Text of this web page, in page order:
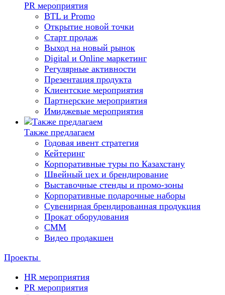
PR мероприятия
BTL и Promo
Открытие новой точки
Старт продаж
Выход на новый рынок
Digital и Online маркетинг
Регулярные активности
Презентация продукта
Клиентские мероприятия
Партнерские мероприятия
Имиджевые мероприятия
Также предлагаем
Годовая ивент стратегия
Кейтеринг
Корпоративные туры по Казахстану
Швейный цех и брендирование
Выставочные стенды и промо-зоны
Корпоративные подарочные наборы
Сувенирная брендированная продукция
Прокат оборудования
СММ
Видео продакшен
Проекты
HR мероприятия
PR мероприятия